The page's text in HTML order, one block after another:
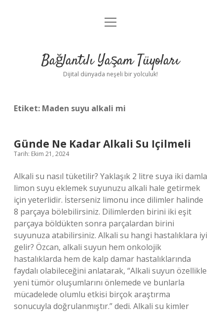
Anasayfa
Yasal Uyarı
menüyü
Bağlantılı Yaşam Tüyoları
Dijital dünyada neşeli bir yolculuk!
Etiket: Maden suyu alkali mi
Günde Ne Kadar Alkali Su Içilmeli
Tarih: Ekim 21, 2024
Alkali su nasıl tüketilir? Yaklaşık 2 litre suya iki damla
limon suyu eklemek suyunuzu alkali hale getirmek
için yeterlidir. İsterseniz limonu ince dilimler halinde
8 parçaya bölebilirsiniz. Dilimlerden birini iki eşit
parçaya böldükten sonra parçalardan birini
suyunuza atabilirsiniz. Alkali su hangi hastalıklara iyi
gelir? Özcan, alkali suyun hem onkolojik
hastalıklarda hem de kalp damar hastalıklarında
faydalı olabileceğini anlatarak, “Alkali suyun özellikle
yeni tümör oluşumlarını önlemede ve bunlarla
mücadelede olumlu etkisi birçok araştırma
sonucuyla doğrulanmıştır.” dedi. Alkali su kimler